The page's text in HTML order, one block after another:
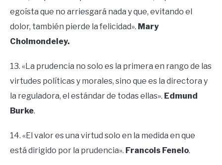
egoísta que no arriesgará nada y que, evitando el
dolor, también pierde la felicidad». Mary
Cholmondeley.
13. «La prudencia no solo es la primera en rango de las
virtudes políticas y morales, sino que es la directora y
la reguladora, el estándar de todas ellas». Edmund
Burke.
14. «El valor es una virtud solo en la medida en que
está dirigido por la prudencia». Francois Fenelo.